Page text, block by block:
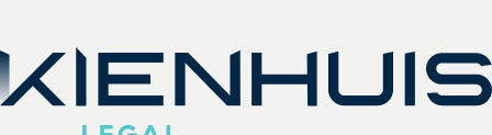
German desk
Legal business met Duitsland
The Gallery